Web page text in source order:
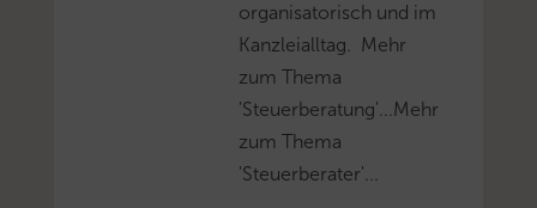
organisatorisch und im
Kanzleialltag. Mehr
zum Thema
'Steuerberatung'...Mehr
zum Thema
'Steuerberater'...